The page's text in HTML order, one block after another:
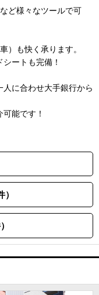
様々なツールで可
）も快く承ります。
ートも完備！
人に合わせ大手銀行から
能です！
）